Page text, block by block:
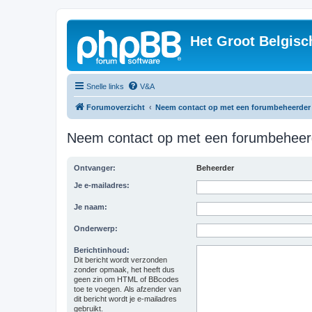
Het Groot
Snelle links V&A
Forumoverzicht Neem contact op met een forumbeheerder
Neem contact op met een
Ontvanger: Beheerder
Je e-mailadres:
Je naam:
Onderwerp:
Berichtinhoud:
Dit bericht wordt verzonden
zonder opmaak, het heeft dus
geen zin om HTML of BBcodes
toe te voegen. Als afzender van
dit bericht wordt je e-mailadres
gebruikt.